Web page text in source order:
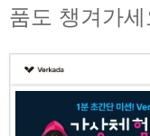
품도 챙겨가세